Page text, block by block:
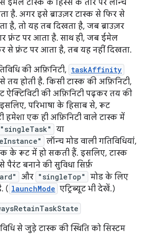
ईमेल टास्क के हिस्से के तौर पर लॉन्च
है. अगर इसे ब्राउज़र टास्क से फिर से
है, तो यह तब दिखता है, जब ब्राउज़र
फ़्रंट पर आता है. साथ ही, जब ईमेल
से फ़्रंट पर आता है, तब यह नहीं दिखता.
की अफ़िनिटी, taskAffinity
से तय होती है. किसी टास्क की अफ़िनिटी,
ऐक्टिविटी की अफ़िनिटी पढ़कर तय की
परिभाषा के हिसाब से, रूट
हमेशा एक ही अफ़िनिटी वाले टास्क में
"singleTask" या
लॉन्च मोड वाली गतिविधियां,
के रूट में हो सकती हैं. इसलिए, टास्क
पैरंट बनाने की सुविधा सिर्फ़
और "singleTop"
मोड के लिए
( launchMode एट्रिब्यूट भी देखें.)
से जुड़े टास्क की स्थिति को सिस्टम